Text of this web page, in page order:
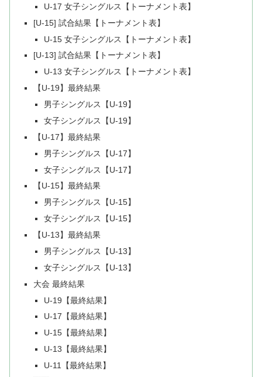
U-17 女子シングルス【トーナメント表】
[U-15] 試合結果【トーナメント表】
U-15 女子シングルス【トーナメント表】
[U-13] 試合結果【トーナメント表】
U-13 女子シングルス【トーナメント表】
【U-19】最終結果
男子シングルス【U-19】
女子シングルス【U-19】
【U-17】最終結果
男子シングルス【U-17】
女子シングルス【U-17】
【U-15】最終結果
男子シングルス【U-15】
女子シングルス【U-15】
【U-13】最終結果
男子シングルス【U-13】
女子シングルス【U-13】
大会 最終結果
U-19【最終結果】
U-17【最終結果】
U-15【最終結果】
U-13【最終結果】
U-11【最終結果】